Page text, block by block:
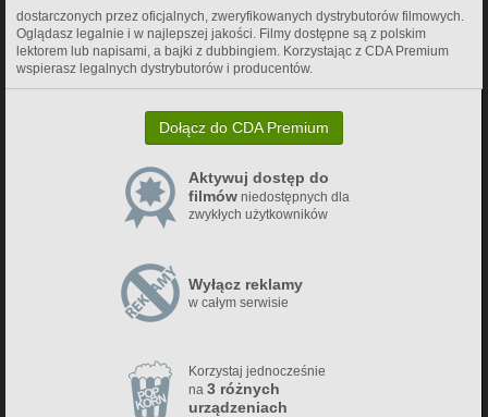
dostarczonych przez oficjalnych, zweryfikowanych dystrybutorów filmowych.
Oglądasz legalnie i w najlepszej jakości. Filmy dostępne są z polskim
lektorem lub napisami, a bajki z dubbingiem. Korzystając z CDA Premium
wspierasz legalnych dystrybutorów i producentów.
Dołącz do CDA Premium
Aktywuj dostęp do
filmówniedostępnych dla
zwykłych użytkowników
Wyłącz reklamy
w całym serwisie
Korzystaj jednocześnie
na 3 różnych
urządzeniach